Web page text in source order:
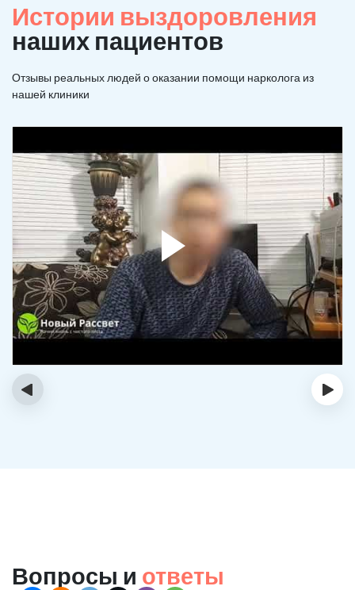
Истории выздоровления
наших пациентов
Отзывы реальных людей о оказании помощи нарколога из
нашей клиники
‹ ›
Вопросы и ответы